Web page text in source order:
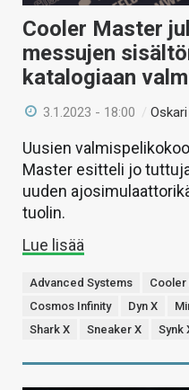
Cooler Master
messujen
katalogiaan
3.1.2023 - 18:00 /
Uusien
Master esitteli jo
uuden
tuolin.
Lue lisää
Advanced Systems Cooler
Cosmos Infinity
Dyn X
Shark X
Sneaker X Synk